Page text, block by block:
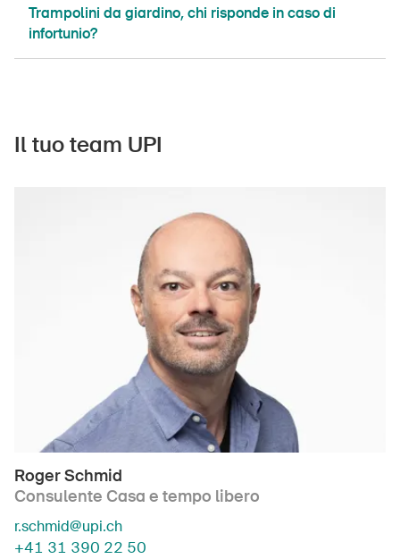
Trampolini da giardino, chi risponde in caso di
infortunio?
Il tuo team UPI
Roger Schmid
Consulente Casa e tempo libero
r.schmid@upi.ch
+41 31 390 22 50